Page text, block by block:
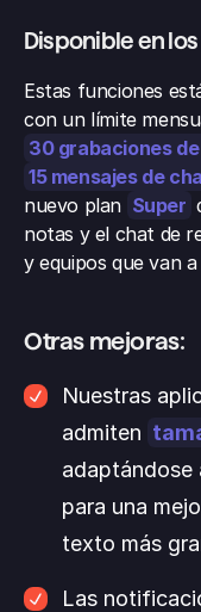
Disponible en
Estas funciones
con un límite
30 grabaciones
15 mensajes de
nuevo plan Super
notas y el chat de
y equipos que van
Otras mejoras:
Nuestras
admiten
adaptándose
para una
texto más
Las